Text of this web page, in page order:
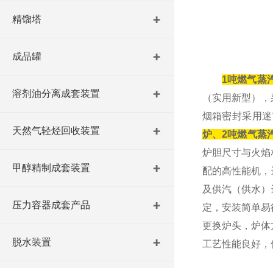
精馏塔
成品罐
溶剂油分离成套装置
天然气轻烃回收装置
甲醇精制成套装置
压力容器成套产品
脱水装置
1吨燃气蒸
（实用新型）
烟箱密封采用
炉、 2吨燃气蒸
炉胆尺寸与火
配的高性能机
及供汽（供水
定，安装简单
更换炉头，炉
工艺性能良好